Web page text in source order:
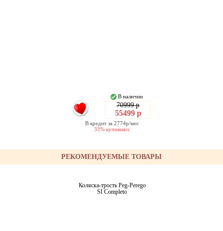
В наличии
70999 р
55499 р
В кредит за 2774р/мес
33% купивших
РЕКОМЕНДУЕМЫЕ ТОВАРЫ
Коляска-трость Peg-Perego
SI Completo